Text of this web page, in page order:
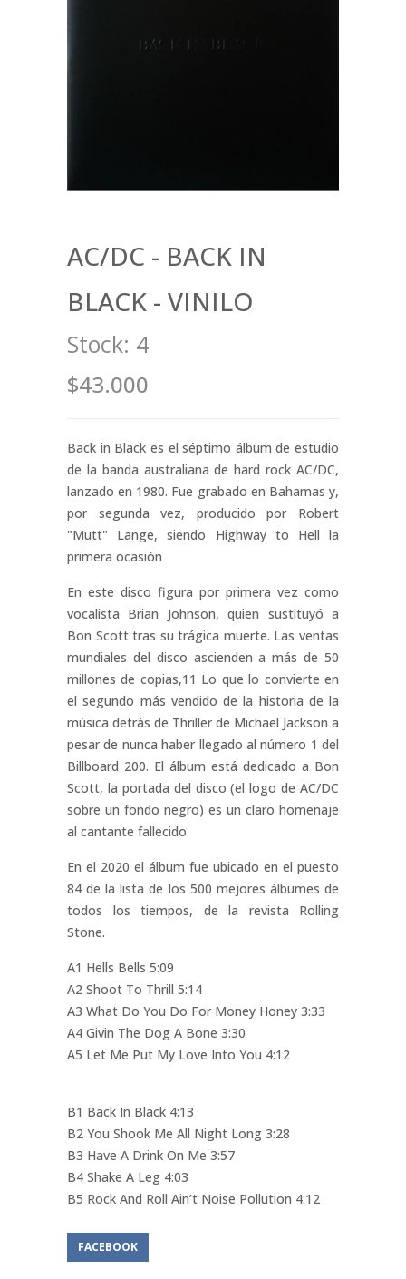
AC/DC - BACK IN
BLACK - VINILO
Stock: 4
$43.000
Back in Black es el séptimo álbum de estudio
de la banda australiana de hard rock AC/DC,
lanzado en 1980. Fue grabado en Bahamas y,
por segunda vez, producido por Robert
"Mutt" Lange, siendo Highway to Hell la
primera ocasión
En este disco figura por primera vez como
vocalista Brian Johnson, quien sustituyó a
Bon Scott tras su trágica muerte. Las ventas
mundiales del disco ascienden a más de 50
millones de copias,11​ Lo que lo convierte en
el segundo más vendido de la historia de la
música detrás de Thriller de Michael Jackson a
pesar de nunca haber llegado al número 1 del
Billboard 200. El álbum está dedicado a Bon
Scott, la portada del disco (el logo de AC/DC
sobre un fondo negro) es un claro homenaje
al cantante fallecido.
En el 2020 el álbum fue ubicado en el puesto
84 de la lista de los 500 mejores álbumes de
todos los tiempos, de la revista Rolling
Stone.
A1 Hells Bells 5:09
A2 Shoot To Thrill 5:14
A3 What Do You Do For Money Honey 3:33
A4 Givin The Dog A Bone 3:30
A5 Let Me Put My Love Into You 4:12
B1 Back In Black 4:13
B2 You Shook Me All Night Long 3:28
B3 Have A Drink On Me 3:57
B4 Shake A Leg 4:03
B5 Rock And Roll Ain’t Noise Pollution 4:12
FACEBOOK